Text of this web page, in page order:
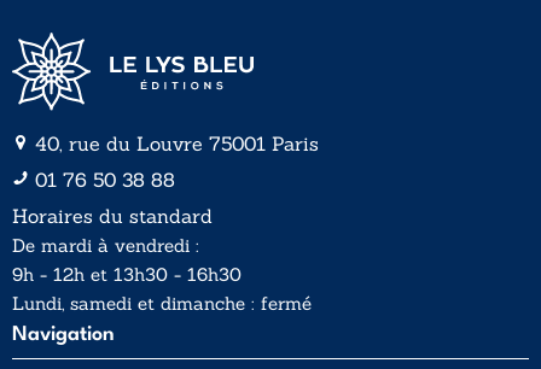
40, rue du Louvre 75001 Paris
01 76 50 38 88
Horaires du standard
De mardi à vendredi :
9h - 12h et 13h30 - 16h30
Lundi, samedi et dimanche : fermé
Navigation